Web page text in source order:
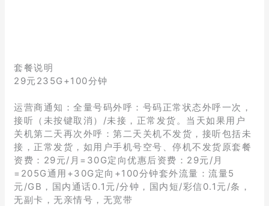
套餐说明
29元235G+100分钟
运营商通知：全量号码外呼：号码正常状态外呼一次，
接听（未按键取消）/未接，正常发货。当天如果用户
关机第二天再次外呼：第二天关机不发货，接听包括未
接，正常发货，如用户手机号空号、停机不发货原套餐
资费：29元/月=30G定向优惠后资费：29元/月
=205G通用+30G定向+100分钟套外流量：流量5
元/GB，国内通话0.1元/分钟，国内短/彩信0.1元/条，
无副卡，无亲情号，无宽带